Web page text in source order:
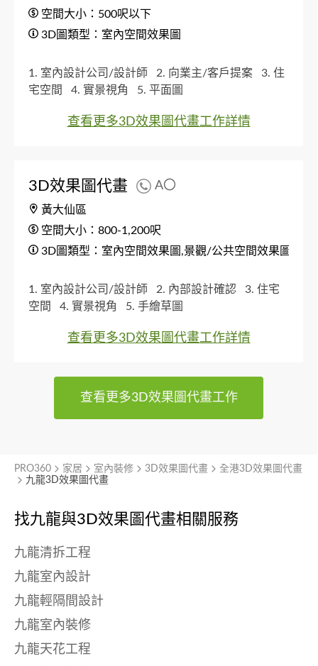
空間大小：500呎以下
3D圖類型：室內空間效果圖
1. 室內設計公司/設計師 2. 向業主/客戶提案
3. 住
宅空間
4. 實景視角 5. 平面圖
查看更多3D效果圖代畫工作詳情
3D效果圖代畫 A〇
黃大仙區
空間大小：800-1,200呎
3D圖類型：室內空間效果圖,景觀/公共空間效果圖,外
1. 室內設計公司/設計師 2. 內部設計確認
3. 住宅
空間
4. 實景視角 5. 手繪草圖
查看更多3D效果圖代畫工作詳情
查看更多3D效果圖代畫工作
找九龍與3D效果圖代畫相關服務
九龍清拆工程
九龍室內設計
九龍輕隔間設計
九龍室內裝修
九龍天花工程
PRO360 家居 室內裝修 3D效果圖代畫
全港3D效果圖代畫
九龍3D效果圖代畫